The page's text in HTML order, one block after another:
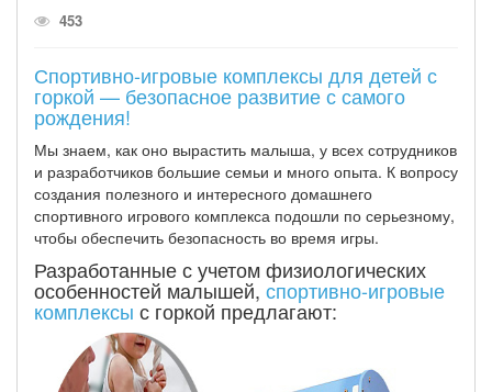
453
Спортивно-игровые комплексы для детей с
горкой — безопасное развитие с самого
рождения!
Мы знаем, как оно вырастить малыша, у всех сотрудников
и разработчиков большие семьи и много опыта. К вопросу
создания полезного и интересного домашнего
спортивного игрового комплекса подошли по серьезному,
чтобы обеспечить безопасность во время игры.
Разработанные с учетом физиологических
особенностей малышей, спортивно-игровые
комплексы с горкой предлагают: